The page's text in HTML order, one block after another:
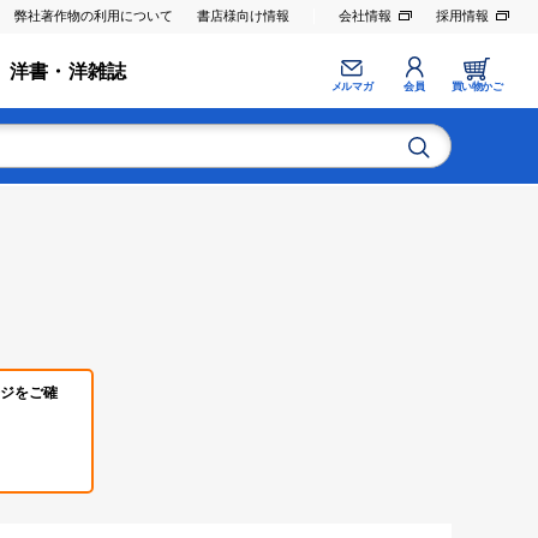
弊社著作物の利用について 書店様向け情報 会社情報 採用情報
洋書・洋雑誌
メルマガ 会員 買い物かご
をご確